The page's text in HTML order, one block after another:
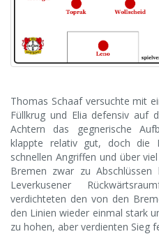
Thomas Schaaf versuchte mit
Füllkrug und Elia defensiv auf
Achtern das gegnerische
klappte relativ gut, doch die
schnellen Angriffen und über
Bremen zwar zu
Leverkusener
verdichteten den von den
den Linien wieder einmal stark
zu hohen, aber verdienten Sieg